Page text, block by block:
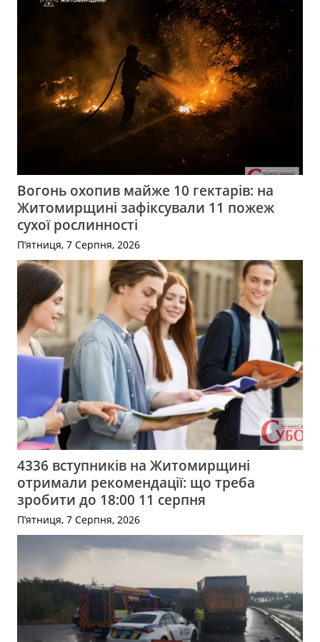
Вогонь охопив майже 10 гектарів: на
Житомирщині зафіксували 11 пожеж
сухої рослинності
П’ятниця, 7 Серпня, 2026
4336 вступників на Житомирщині
отримали рекомендації: що треба
зробити до 18:00 11 серпня
П’ятниця, 7 Серпня, 2026